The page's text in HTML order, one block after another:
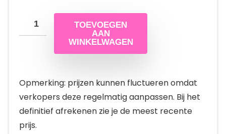
TOEVOEGEN
AAN
WINKELWAGEN
Opmerking: prijzen kunnen fluctueren omdat
verkopers deze regelmatig aanpassen. Bij het
definitief afrekenen zie je de meest recente
prijs.